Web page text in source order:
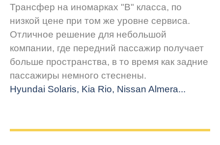
Трансфер на иномарках "В" класса, по
низкой цене при том же уровне сервиса.
Отличное решение для небольшой
компании, где передний пассажир получает
больше пространства, в то время как задние
пассажиры немного стеснены.
Hyundai Solaris, Kia Rio, Nissan Almera...